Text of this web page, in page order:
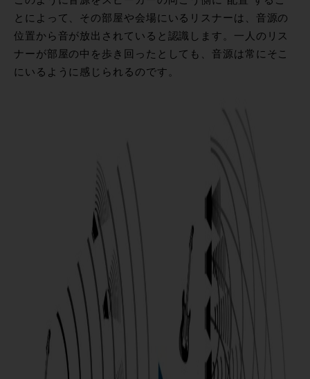
とによって、その部屋や会場にいるリスナーは、音源の
位置から音が放出されていると認識します。一人のリス
ナーが部屋の中を歩き回ったとしても、音源は常にそこ
にいるように感じられるのです。